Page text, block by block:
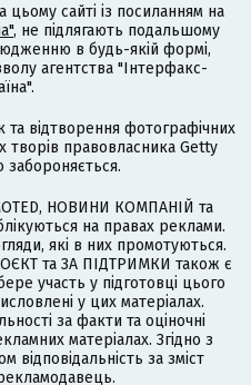
цьому сайті із посиланням на
, не підлягають подальшому
в будь-якій формі,
агентства "Інтерфакс-
відтворення фотографічних
творів правовласника Getty
НОВИНИ КОМПАНІЙ та
на правах реклами.
які в них промотуються.
та ЗА ПІДТРИМКИ також є
участь у підготовці цього
у цих матеріалах.
за факти та оціночні
матеріалах. Згідно з
відповідальність за зміст